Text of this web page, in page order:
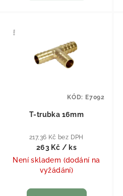
T-trubka 16mm
217,36 Kč bez DPH
263 Kč / ks
Není skladem (dodání na
vyžádání)
KÓD: E7092